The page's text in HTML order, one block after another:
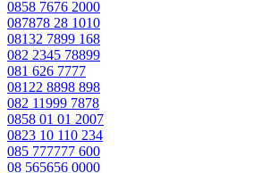
0858 7676 2000
087878 28 1010
08132 7899 168
082 2345 78899
081 626 7777
08122 8898 898
082 11999 7878
0858 01 01 2007
0823 10 110 234
085 777777 600
08 565656 0000